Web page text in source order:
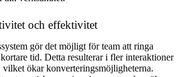
och effektivitet
gör det möjligt för team att ringa
tid. Detta resulterar i fler interaktioner
vilket ökar konverteringsmöjligheterna.